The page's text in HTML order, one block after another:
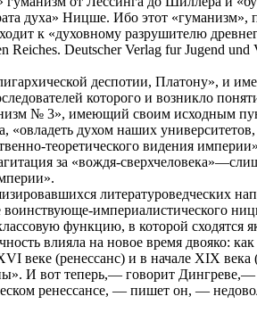
духа» Ницше. Ибо этот
к «духовному разрушителю
Reiches. Deutscher Verlag fur Jugend und
деспотии, Платону», и
которого и возникло
№ 3», имеющий своим исходным
духом наших
теоретического видения
за «вождя-
литературоведческих
империалистического
функцию, в которой сходятся
влияла на новое время двояко:
веке (ренессанс) и в начале XIX
И вот теперь,— говорит Дингреве,—
ренессансе, — пишет он, —